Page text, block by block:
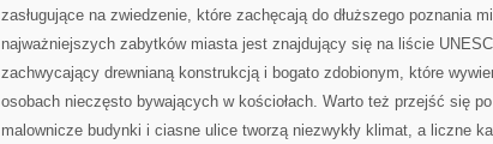
zasługujące na zwiedzenie, które zachęcają do dłuższego poznania
najważniejszych zabytków miasta jest znajdujący się na liście
zachwycający drewnianą konstrukcją i bogato zdobionym, które
osobach nieczęsto bywających w kościołach. Warto też przejść się
malownicze budynki i ciasne ulice tworzą niezwykły klimat, a liczne